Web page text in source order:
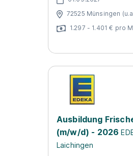
72525 Münsingen
1.297 - 1.401 € pro
Ausbildung
(m/w/d) - 2026
Laichingen